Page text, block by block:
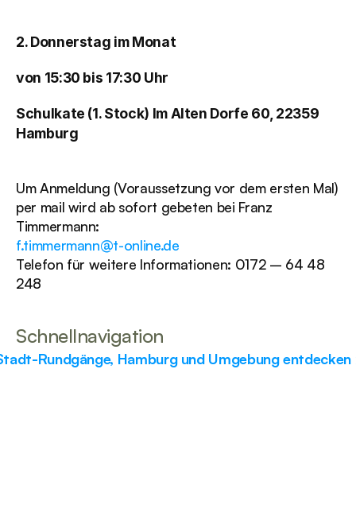
2. Donnerstag im Monat
von 15:30 bis 17:30 Uhr
Schulkate (1. Stock) Im Alten Dorfe 60, 22359
Hamburg
Um Anmeldung (Voraussetzung vor dem ersten Mal)
per mail wird ab sofort gebeten bei Franz
Timmermann:
f.timmermann@t-online.de
Telefon für weitere Informationen: 0172 – 64 48
248
Schnellnavigation
Rundgänge, Hamburg und Umgebung entdecken